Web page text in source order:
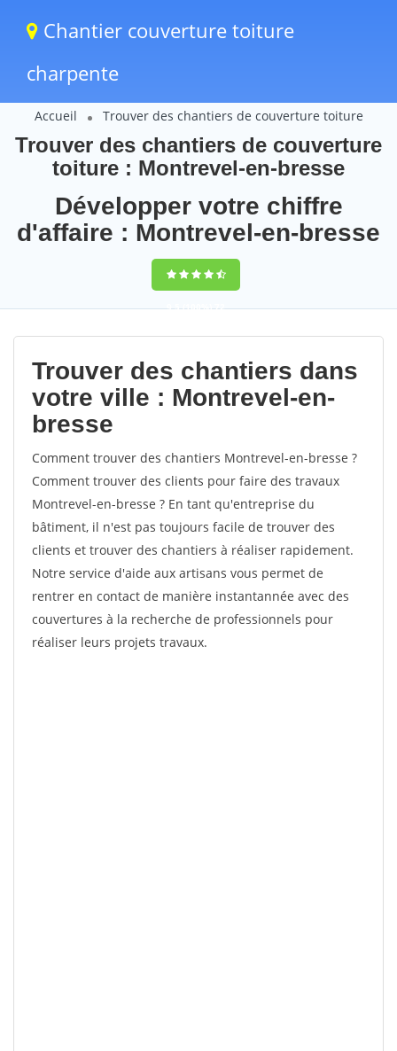
Chantier couverture toiture
charpente
Accueil Trouver des chantiers de couverture toiture
Trouver des chantiers de couverture
toiture : Montrevel-en-bresse
Développer votre chiffre
d'affaire : Montrevel-en-bresse
9,5(100%)72
votes
Trouver des chantiers dans
votre ville : Montrevel-en-
bresse
Comment trouver des chantiers Montrevel-en-bresse ?
Comment trouver des clients pour faire des travaux
Montrevel-en-bresse ? En tant qu'entreprise du
bâtiment, il n'est pas toujours facile de trouver des
clients et trouver des chantiers à réaliser rapidement.
Notre service d'aide aux artisans vous permet de
rentrer en contact de manière instantannée avec des
couvertures à la recherche de professionnels pour
réaliser leurs projets travaux.